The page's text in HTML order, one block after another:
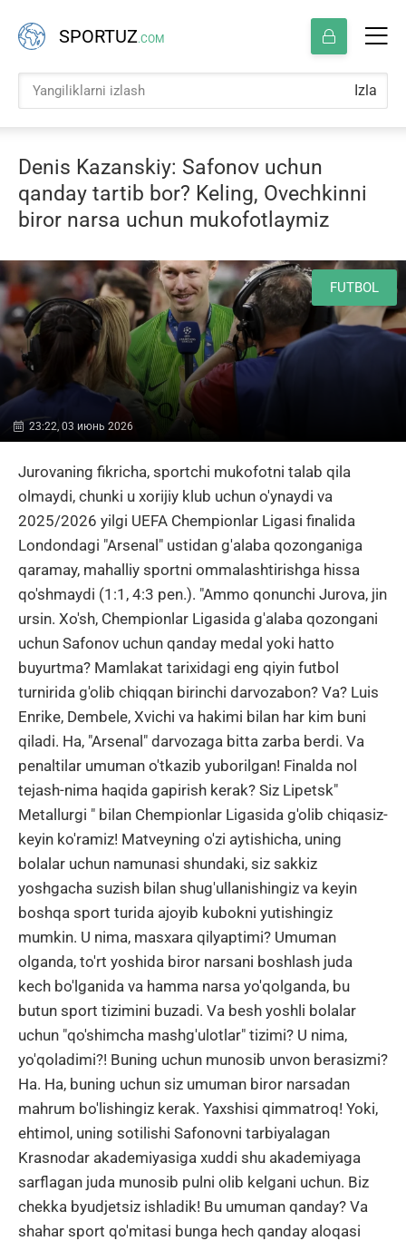
SPORTUZ.COM
Izla
Denis Kazanskiy: Safonov uchun
qanday tartib bor? Keling, Ovechkinni
biror narsa uchun mukofotlaymiz
FUTBOL
23:22, 03 июнь 2026
Jurovaning fikricha, sportchi mukofotni talab qila
olmaydi, chunki u xorijiy klub uchun o'ynaydi va
2025/2026 yilgi UEFA Chempionlar Ligasi finalida
Londondagi "Arsenal" ustidan g'alaba qozonganiga
qaramay, mahalliy sportni ommalashtirishga hissa
qo'shmaydi (1:1, 4:3 pen.). "Ammo qonunchi Jurova, jin
ursin. Xo'sh, Chempionlar Ligasida g'alaba qozongani
uchun Safonov uchun qanday medal yoki hatto
buyurtma? Mamlakat tarixidagi eng qiyin futbol
turnirida g'olib chiqqan birinchi darvozabon? Va? Luis
Enrike, Dembele, Xvichi va hakimi bilan har kim buni
qiladi. Ha, "Arsenal" darvozaga bitta zarba berdi. Va
penaltilar umuman o'tkazib yuborilgan! Finalda nol
tejash-nima haqida gapirish kerak? Siz Lipetsk"
Metallurgi " bilan Chempionlar Ligasida g'olib chiqasiz-
keyin ko'ramiz! Matveyning o'zi aytishicha, uning
bolalar uchun namunasi shundaki, siz sakkiz
yoshgacha suzish bilan shug'ullanishingiz va keyin
boshqa sport turida ajoyib kubokni yutishingiz
mumkin. U nima, masxara qilyaptimi? Umuman
olganda, to'rt yoshida biror narsani boshlash juda
kech bo'lganida va hamma narsa yo'qolganda, bu
butun sport tizimini buzadi. Va besh yoshli bolalar
uchun "qo'shimcha mashg'ulotlar" tizimi? U nima,
yo'qoladimi?! Buning uchun munosib unvon berasizmi?
Ha. Ha, buning uchun siz umuman biror narsadan
mahrum bo'lishingiz kerak. Yaxshisi qimmatroq! Yoki,
ehtimol, uning sotilishi Safonovni tarbiyalagan
Krasnodar akademiyasiga xuddi shu akademiyaga
sarflagan juda munosib pulni olib kelgani uchun. Biz
chekka byudjetsiz ishladik! Bu umuman qanday? Va
shahar sport qo'mitasi bunga hech qanday aloqasi